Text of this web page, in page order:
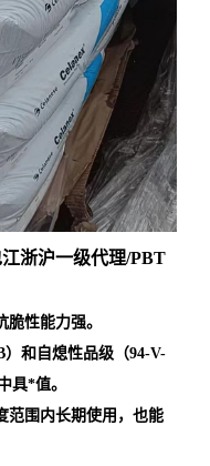
浙沪一级代理/PBT
性能力强。
和自熄性品级（94-V-
具*值。
范围内长期使用，也能